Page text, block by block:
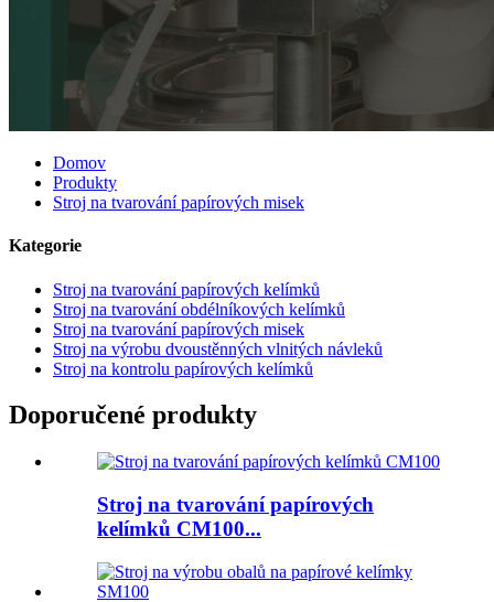
Domov
Produkty
Stroj na tvarování papírových misek
Kategorie
Stroj na tvarování papírových kelímků
Stroj na tvarování obdélníkových kelímků
Stroj na tvarování papírových misek
Stroj na výrobu dvoustěnných vlnitých návleků
Stroj na kontrolu papírových kelímků
Doporučené produkty
Stroj na tvarování papírových
kelímků CM100...